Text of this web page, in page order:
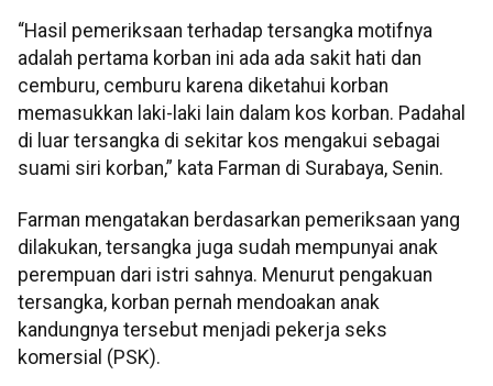
“Hasil pemeriksaan terhadap tersangka motifnya
adalah pertama korban ini ada ada sakit hati dan
cemburu, cemburu karena diketahui korban
memasukkan laki-laki lain dalam kos korban. Padahal
di luar tersangka di sekitar kos mengakui sebagai
suami siri korban,” kata Farman di Surabaya, Senin.
Farman mengatakan berdasarkan pemeriksaan yang
dilakukan, tersangka juga sudah mempunyai anak
perempuan dari istri sahnya. Menurut pengakuan
tersangka, korban pernah mendoakan anak
kandungnya tersebut menjadi pekerja seks
komersial (PSK).